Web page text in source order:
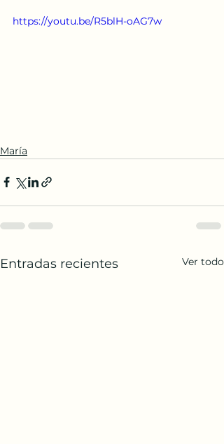
https://youtu.be/R5blH-oAG7w
María
Entradas recientes Ver todo